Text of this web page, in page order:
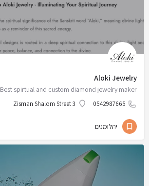
Aloki Jewelry
Best spirtual and custom diamond jewelry maker
0542987665
Zisman Shalom Street 3
יהלומנים